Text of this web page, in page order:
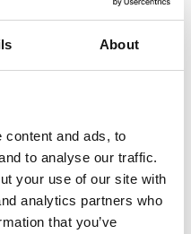
About
content and ads, to
to analyse our traffic.
your use of our site with
analytics partners who
that you’ve
in Amsterdam,
van een
in het bijzonder
van
in Amsterdam en